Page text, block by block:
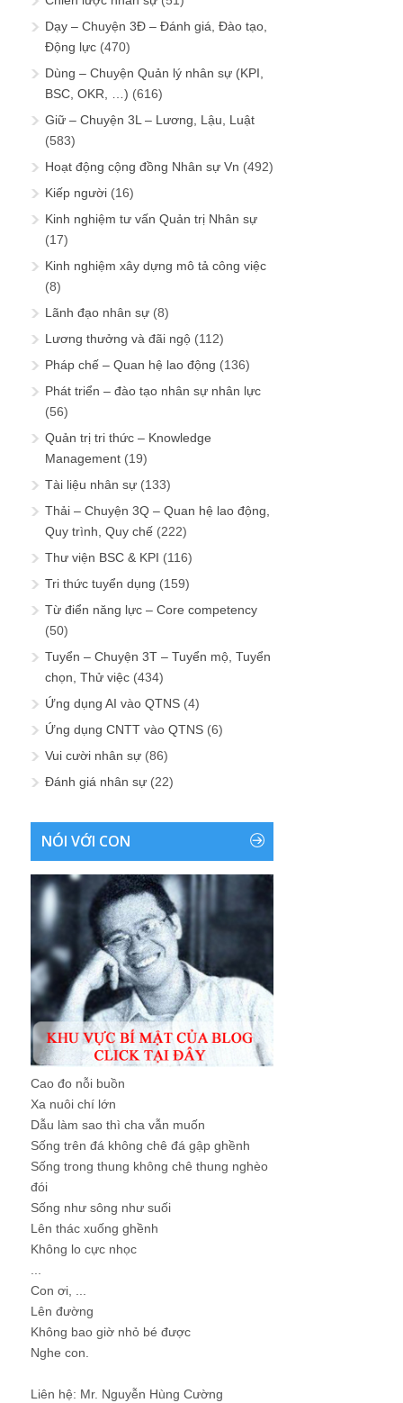
Dạy – Chuyện 3Đ – Đánh giá, Đào tạo,
Động lực (470)
Dùng – Chuyện Quản lý nhân sự (KPI,
BSC, OKR, …) (616)
Giữ – Chuyện 3L – Lương, Lậu, Luật
(583)
Hoạt động cộng đồng Nhân sự Vn (492)
Kiếp người (16)
Kinh nghiệm tư vấn Quản trị Nhân sự
(17)
Kinh nghiệm xây dựng mô tả công việc
(8)
Lãnh đạo nhân sự (8)
Lương thưởng và đãi ngộ (112)
Pháp chế – Quan hệ lao động (136)
Phát triển – đào tạo nhân sự nhân lực
(56)
Quản trị tri thức – Knowledge
Management (19)
Tài liệu nhân sự (133)
Thải – Chuyện 3Q – Quan hệ lao động,
Quy trình, Quy chế (222)
Thư viện BSC & KPI (116)
Tri thức tuyển dụng (159)
Từ điển năng lực – Core competency
(50)
Tuyển – Chuyện 3T – Tuyển mộ, Tuyển
chọn, Thử việc (434)
Ứng dụng AI vào QTNS (4)
Ứng dụng CNTT vào QTNS (6)
Vui cười nhân sự (86)
Đánh giá nhân sự (22)
NÓI VỚI CON
Cao đo nỗi buồn
Xa nuôi chí lớn
Dẫu làm sao thì cha vẫn muốn
Sống trên đá không chê đá gập ghềnh
Sống trong thung không chê thung nghèo
đói
Sống như sông như suối
Lên thác xuống ghềnh
Không lo cực nhọc
Con ơi, ...
Lên đường
Không bao giờ nhỏ bé được
Nghe con.
Liên hệ: Mr. Nguyễn Hùng Cường